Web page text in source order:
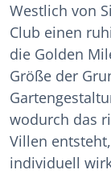
Westlich von
Club einen
die Golden
Größe der
wodurch das
Villen
individuell